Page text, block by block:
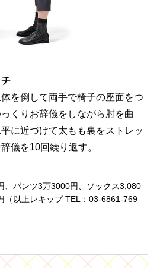
を倒して両手で椅子の座面をつ
くりお辞儀をしながら肘を曲
に近づけて太もも裏をストレッ
儀を10回繰り返す。
、パンツ3万3000円、ソックス3,080
（以上レキップ TEL：03-6861-769